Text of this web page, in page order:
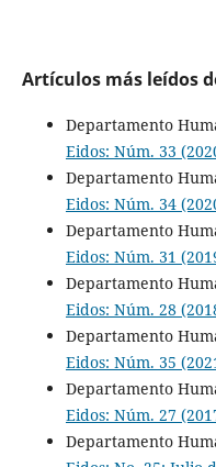
Artículos más leídos
Departamento
Eidos: Núm. 33
Departamento
Eidos: Núm. 34
Departamento
Eidos: Núm. 31
Departamento
Eidos: Núm. 28
Departamento
Eidos: Núm. 35
Departamento
Eidos: Núm. 27
Departamento